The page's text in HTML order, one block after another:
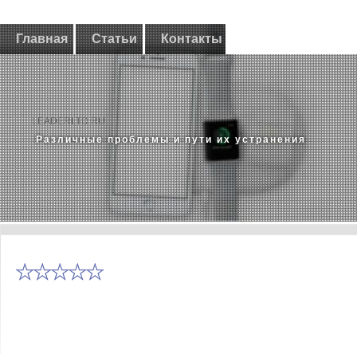
Главная Статьи Контакты
LEADERLTD.RU
Различные проблемы и пути их устранения